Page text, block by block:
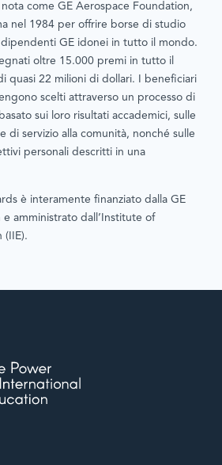
come GE Aerospace Foundation,
nel 1984 per offrire borse di studio
GE idonei in tutto il mondo.
oltre 15.000 premi in tutto il
quasi 22 milioni di dollari. I beneficiari
scelti attraverso un processo di
sui loro risultati accademici, sulle
di servizio alla comunità, nonché sulle
personali descritti in una
è interamente finanziato dalla GE
amministrato dall’Institute of
(IIE).